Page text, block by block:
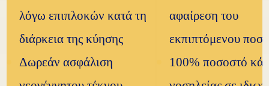
λόγω επιπλοκών κατά τη
διάρκεια της κύησης
Δωρεάν ασφάλιση
αφαίρεση του
εκπιπτόμενου
100% ποσοστό